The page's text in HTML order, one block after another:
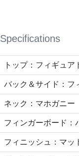
Specifications
トップ：フィギュア
バック＆サイド：フ
ネック：マホガニー
フィンガーボード：
フィニッシュ：マッ